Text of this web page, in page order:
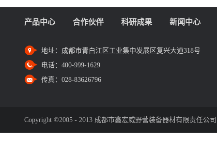
产品中心 合作伙伴 科研成果 新闻中心
地址： 成都市青白江区工业集中发展区复兴大道318号
电话： 400-999-1629
传真： 028-83626796
Copyright ©2005 - 2013 成都市鑫宏威野营装备器材有限责任公司